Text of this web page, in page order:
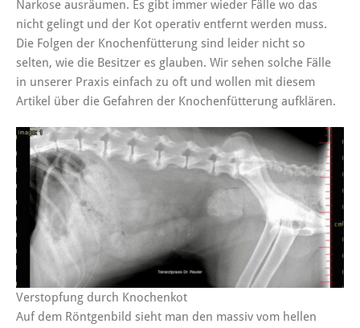
Narkose ausräumen. Es gibt immer wieder Fälle wo das
nicht gelingt und der Kot operativ entfernt werden muss.
Die Folgen der Knochenfütterung sind leider nicht so
selten, wie die Besitzer es glauben. Wir sehen solche Fälle
in unserer Praxis einfach zu oft und wollen mit diesem
Artikel über die Gefahren der Knochenfütterung aufklären.
Verstopfung durch Knochenkot
Auf dem Röntgenbild sieht man den massiv vom hellen